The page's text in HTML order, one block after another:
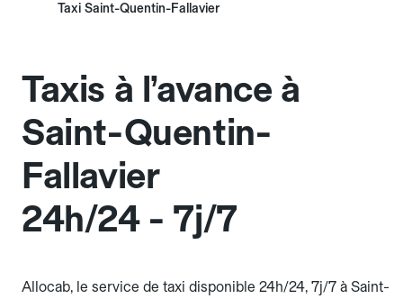
Taxi Saint-Quentin-Fallavier
Taxis à l’avance à
Saint-Quentin-
Fallavier
24h/24 - 7j/7
Allocab, le service de taxi disponible 24h/24, 7j/7 à Saint-